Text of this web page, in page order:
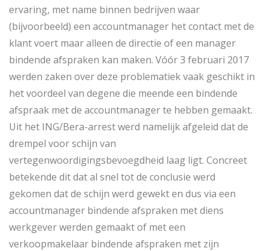
ervaring, met name binnen bedrijven waar
(bijvoorbeeld) een accountmanager het contact met de
klant voert maar alleen de directie of een manager
bindende afspraken kan maken. Vóór 3 februari 2017
werden zaken over deze problematiek vaak geschikt in
het voordeel van degene die meende een bindende
afspraak met de accountmanager te hebben gemaakt.
Uit het ING/Bera-arrest werd namelijk afgeleid dat de
drempel voor schijn van
vertegenwoordigingsbevoegdheid laag ligt. Concreet
betekende dit dat al snel tot de conclusie werd
gekomen dat de schijn werd gewekt en dus via een
accountmanager bindende afspraken met diens
werkgever werden gemaakt of met een
verkoopmakelaar bindende afspraken met zijn